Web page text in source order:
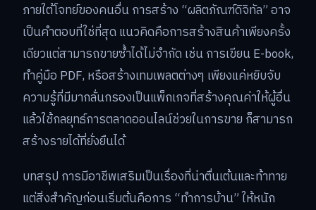
ภายใต้โจทย์ของคนอื่น การสร้าง “ผลิตภัณฑ์ดิจิทัล” อาจ
เป็นคำตอบที่ใช่ที่สุด แนวคิดคือการสร้างสินค้าเพียงครั้ง
เดียวแต่สามารถขายซ้ำได้ไม่จำกัด เช่น การเขียน E-book,
ทำคู่มือ PDF, หรือสร้างเทมเพลตต่างๆ เพียงแค่หยิบจับ
ความรู้ที่มีมากลั่นกรองเป็นแพ็กเกจที่สร้างคุณค่าให้ผู้อื่น
แล้วใช้กลยุทธ์การตลาดออนไลน์ช่วยในการขาย ก็สามารถ
สร้างรายได้ที่ยั่งยืนได้
บทสรุป การมีอาชีพเสริมเป็นเรื่องที่น่าตื่นเต้นและท้าทาย
แต่สิ่งสำคัญก่อนเริ่มต้นคือการ “ทำการบ้าน” ให้หนัก